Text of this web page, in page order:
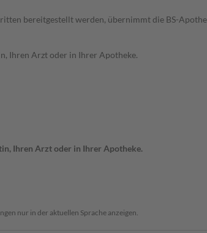
bereitgestellt werden, übernimmt die BS-
Ihren Arzt oder in Ihrer Apotheke.
Ihren Arzt oder in Ihrer Apotheke.
nur in der aktuellen Sprache anzeigen.